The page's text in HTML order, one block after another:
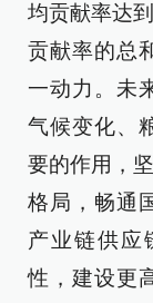
均贡献率达
贡献率的总
一动力。未
气候变化、
要的作用，
格局，畅通
产业链供应
性，建设更